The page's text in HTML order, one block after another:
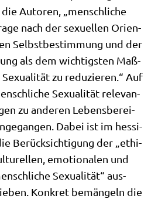
Autoren, „mensch­li­che
nach der sexu­el­len Ori­en­
Selbst­be­stim­mung und der
als dem wich­tig­sten Maß­
zu redu­zie­ren.“ Auf
Sexua­li­tät rele­van­
zu ande­ren Lebens­be­rei­
Dabei ist im hes­si­
Berück­sich­ti­gung der „ethi­
emo­tio­na­len und
Sexua­li­tät“ aus­
Kon­kret bemän­geln die